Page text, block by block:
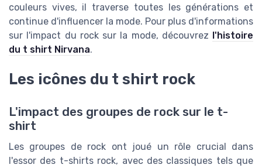
couleurs vives, il traverse toutes les générations et
continue d'influencer la mode. Pour plus d'informations
sur l'impact du rock sur la mode, découvrez l'histoire
du t shirt Nirvana.
Les icônes du t shirt rock
L'impact des groupes de rock sur le t-
shirt
Les groupes de rock ont joué un rôle crucial dans
l'essor des t-shirts rock, avec des classiques tels que